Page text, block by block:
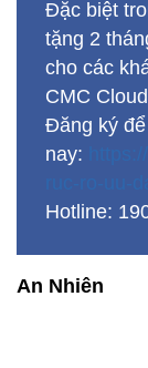
Đặc biệt
tặng 2
cho các
CMC
Đăng ký
nay:
Hotline:
An Nhiên